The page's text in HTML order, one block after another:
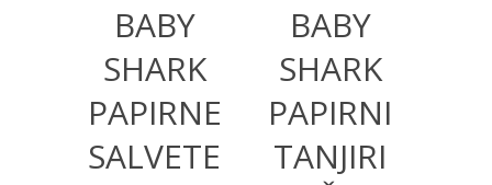
BABY
SHARK
PAPIRNE
SALVETE
BABY
SHARK
PAPIRNI
TANJIRI